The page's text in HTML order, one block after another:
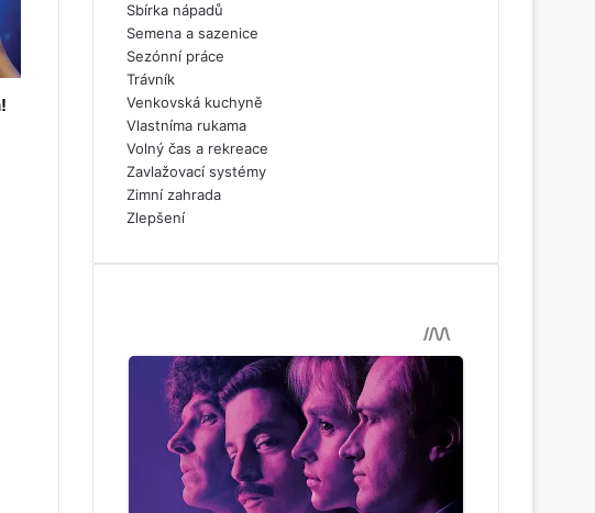
Sbírka nápadů
Semena a sazenice
Sezónní práce
Trávník
Venkovská kuchyně
Vlastníma rukama
Volný čas a rekreace
Zavlažovací systémy
Zimní zahrada
Zlepšení